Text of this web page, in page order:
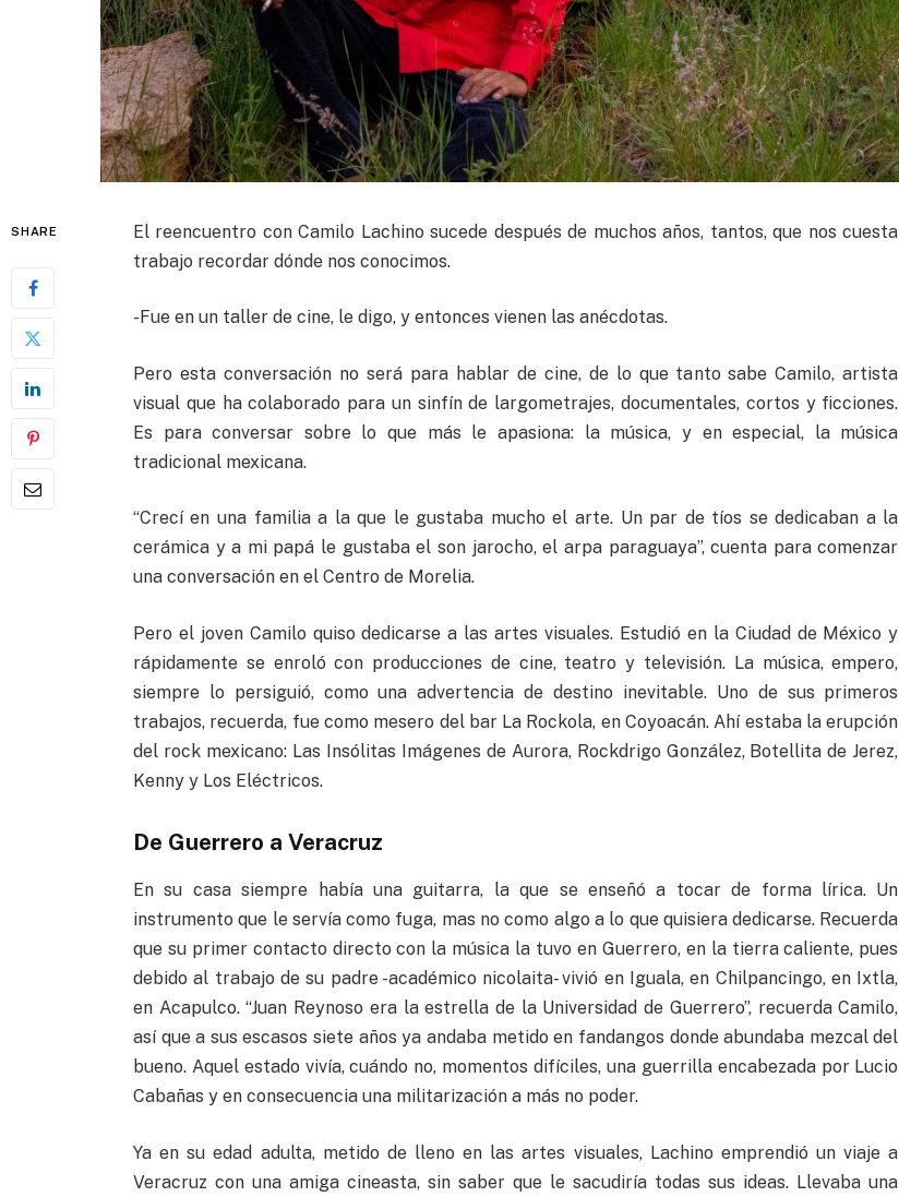
SHARE
El reencuentro con Camilo Lachino sucede después de muchos años, tantos, que nos cuesta
trabajo recordar dónde nos conocimos.
-Fue en un taller de cine, le digo, y entonces vienen las anécdotas.
Pero esta conversación no será para hablar de cine, de lo que tanto sabe Camilo, artista
visual que ha colaborado para un sinfín de largometrajes, documentales, cortos y ficciones.
Es para conversar sobre lo que más le apasiona: la música, y en especial, la música
tradicional mexicana.
“Crecí en una familia a la que le gustaba mucho el arte. Un par de tíos se dedicaban a la
cerámica y a mi papá le gustaba el son jarocho, el arpa paraguaya”, cuenta para comenzar
una conversación en el Centro de Morelia.
Pero el joven Camilo quiso dedicarse a las artes visuales. Estudió en la Ciudad de México y
rápidamente se enroló con producciones de cine, teatro y televisión. La música, empero,
siempre lo persiguió, como una advertencia de destino inevitable. Uno de sus primeros
trabajos, recuerda, fue como mesero del bar La Rockola, en Coyoacán. Ahí estaba la erupción
del rock mexicano: Las Insólitas Imágenes de Aurora, Rockdrigo González, Botellita de Jerez,
Kenny y Los Eléctricos.
De Guerrero a Veracruz
En su casa siempre había una guitarra, la que se enseñó a tocar de forma lírica. Un
instrumento que le servía como fuga, mas no como algo a lo que quisiera dedicarse. Recuerda
que su primer contacto directo con la música la tuvo en Guerrero, en la tierra caliente, pues
debido al trabajo de su padre -académico nicolaita- vivió en Iguala, en Chilpancingo, en Ixtla,
en Acapulco. “Juan Reynoso era la estrella de la Universidad de Guerrero”, recuerda Camilo,
así que a sus escasos siete años ya andaba metido en fandangos donde abundaba mezcal del
bueno. Aquel estado vivía, cuándo no, momentos difíciles, una guerrilla encabezada por Lucio
Cabañas y en consecuencia una militarización a más no poder.
Ya en su edad adulta, metido de lleno en las artes visuales, Lachino emprendió un viaje a
Veracruz con una amiga cineasta, sin saber que le sacudiría todas sus ideas. Llevaba una